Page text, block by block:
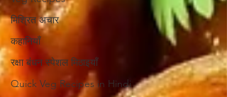
मिश्रित अचार
कहानियाँ
रक्षा बंधन स्पेशल मिठाइयाँ
Quick Veg Recipes in Hindi